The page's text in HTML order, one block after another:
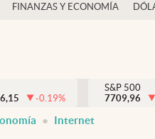
FINANZAS Y ECONOMÍA
-0.19%
S&P 500
7709,96
Internet